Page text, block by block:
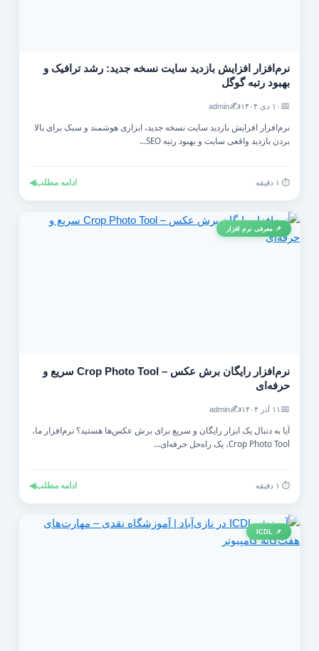
نرم‌افزار افزایش بازدید سایت نسخه جدید: رشد ترافیک و
بهبود رتبه گوگل
۱۰ دی ۱۴۰۴ ✍️
admin
نرم‌افزار افزایش بازدید سایت نسخه جدید، ابزاری هوشمند و سبک برای بالا
بردن بازدید واقعی سایت و بهبود رتبه SEO...
ادامه مطلب◀
📌 معرفی نرم افزار
نرم‌افزار رایگان برش عکس – Crop Photo Tool سریع و
حرفه‌ای
۱۱ آذر ۱۴۰۴ ✍️
admin
آیا به دنبال یک ابزار رایگان و سریع برای برش عکس‌ها هستید؟ نرم‌افزار ما،
Crop Photo Tool، یک راه‌حل حرفه‌ای...
ادامه مطلب◀
📌 ICDL